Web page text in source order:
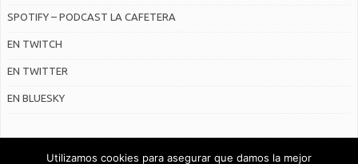
SPOTIFY – PODCAST LA CAFETERA
EN TWITCH
EN TWITTER
EN BLUESKY
Utilizamos cookies para asegurar que damos la mejor